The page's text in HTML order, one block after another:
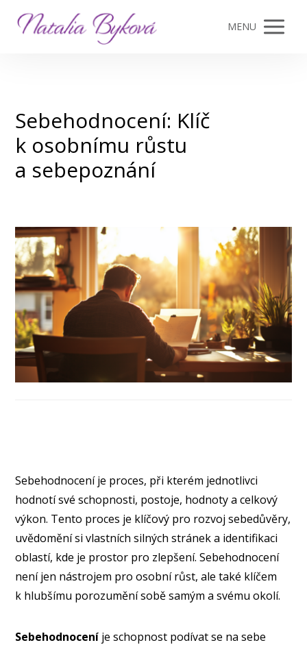
MENU
Sebehodnocení: Klíč
k osobnímu růstu
a sebepoznání
Sebehodnocení je proces, při kterém jednotlivci
hodnotí své schopnosti, postoje, hodnoty a celkový
výkon. Tento proces je klíčový pro rozvoj sebedůvěry,
uvědomění si vlastních silných stránek a identifikaci
oblastí, kde je prostor pro zlepšení. Sebehodnocení
není jen nástrojem pro osobní růst, ale také klíčem
k hlubšímu porozumění sobě samým a svému okolí.
Sebehodnocení je schopnost podívat se na sebe